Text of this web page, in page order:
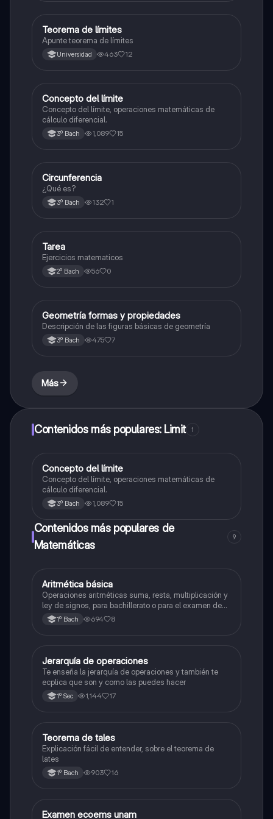
Matemáticas
Teorema de límites
Apunte teorema de límites
Universidad 463 12
Cálculo diferencial
Concepto del límite
Concepto del límite, operaciones matemáticas de
cálculo diferencial.
3º Bach 1,089 15
Geometría y trigonometría
Circunferencia
¿Qué es?
3º Bach 132 1
Matemáticas
Tarea
Ejercicios matematicos
2º Bach 56 0
Geometría y trigonometría
Geometría formas y propiedades
Descripción de las figuras básicas de geometría
3º Bach 475 7
Más
Contenidos más populares: Limit 1
Cálculo diferencial
Concepto del límite
Concepto del límite, operaciones matemáticas de
cálculo diferencial.
3º Bach 1,089 15
Contenidos más populares de
Matemáticas
9
Matemáticas
Aritmética básica
Operaciones aritméticas suma, resta, multiplicación y
ley de signos, para bachillerato o para el examen de
admisión a la universidad
1º Bach 694 8
Matemáticas
Jerarquía de operaciones
Te enseña la jerarquía de operaciones y también te
ecplica que son y como las puedes hacer
1º Sec 1,144 17
Matemáticas
Teorema de tales
Explicación fácil de entender, sobre el teorema de
lates
1º Bach 903 16
Español
Examen ecoems unam